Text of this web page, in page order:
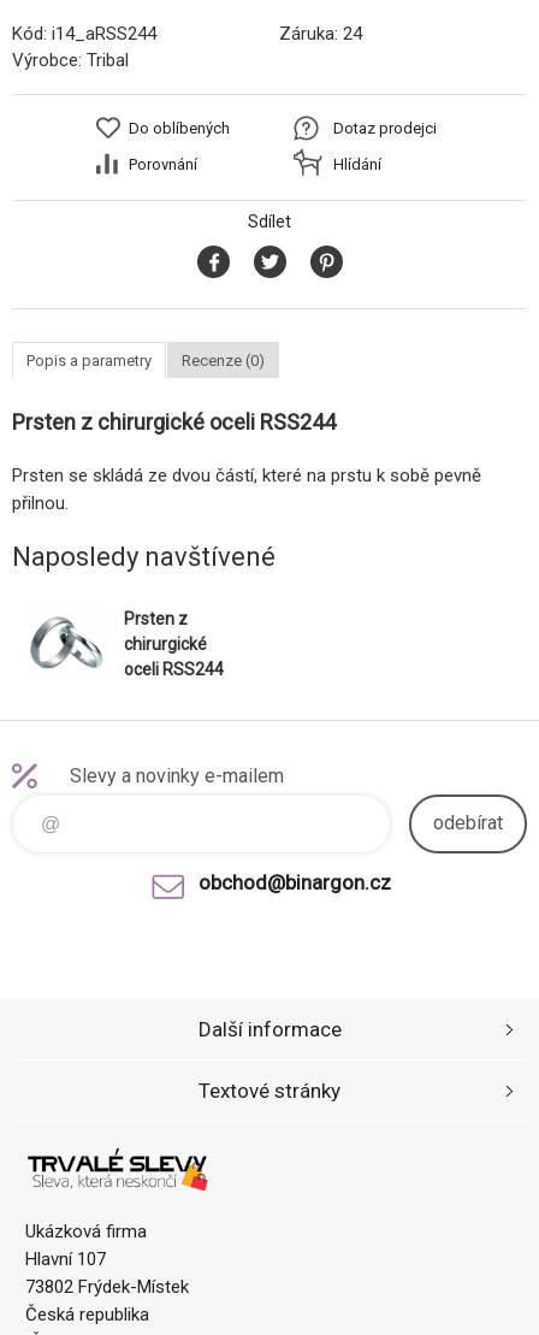
Kód: i14_aRSS244 Záruka: 24
Výrobce: Tribal
Do oblíbených
Porovnání
Dotaz prodejci
Hlídání
Sdílet
Popis a parametry Recenze (0)
Prsten z chirurgické oceli RSS244
Prsten se skládá ze dvou částí, které na prstu k sobě pevně
přilnou.
Naposledy navštívené
Prsten z
chirurgické
oceli RSS244
Slevy a novinky e-mailem
odebírat
obchod@binargon.cz
Ukázková firma
Hlavní 107
73802 Frýdek-Místek
Česká republika
Další informace
Textové stránky